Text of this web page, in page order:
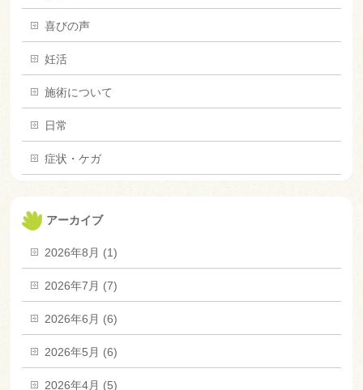
喜びの声
妊活
施術について
日常
症状・ケガ
アーカイブ
2026年8月 (1)
2026年7月 (7)
2026年6月 (6)
2026年5月 (6)
2026年4月 (5)